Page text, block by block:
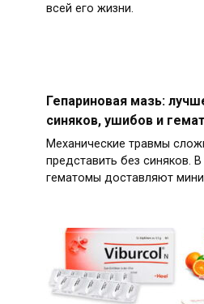
всей его жизни.
Гепариновая мазь:
синяков, ушибов и
Механические травмы
представить без синяков.
гематомы доставляют